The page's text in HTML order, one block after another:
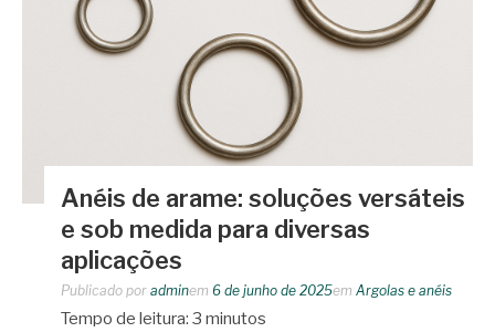
Anéis de arame: soluções versáteis
e sob medida para diversas
aplicações
Publicado por adminem 6 de junho de 2025em Argolas e anéis
Tempo de leitura: 3 minutos